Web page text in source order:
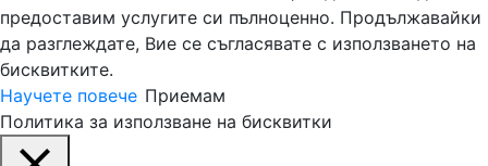
предоставим услугите си пълноценно. Продължавайки
да разглеждате, Вие се съгласявате с използването на
бисквитките.
Научете повече Приемам
Политика за използване на бисквитки